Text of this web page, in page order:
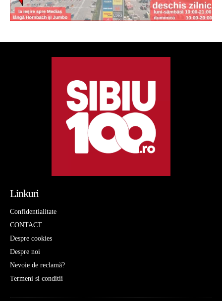
Linkuri
Confidentialitate
CONTACT
Despre cookies
Despre noi
Nevoie de reclamă?
Termeni si conditii